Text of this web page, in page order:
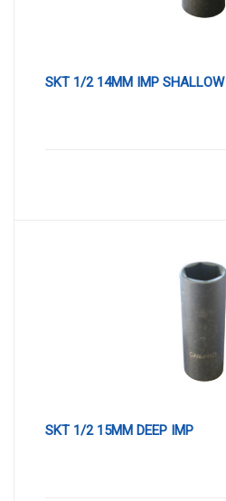
SKT 1/2 14MM IMP SHALLOW
SKT 1/2 15MM DEEP IMP